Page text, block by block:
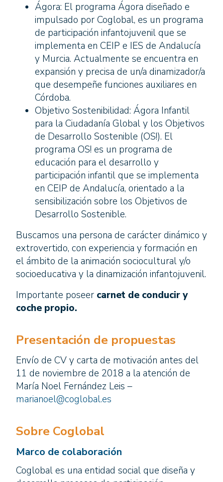
Ágora: El programa Ágora diseñado e
impulsado por Coglobal, es un programa
de participación infantojuvenil que se
implementa en CEIP e IES de Andalucía
y Murcia. Actualmente se encuentra en
expansión y precisa de un/a dinamizador/a
que desempeñe funciones auxiliares en
Córdoba.
Objetivo Sostenibilidad: Ágora Infantil
para la Ciudadanía Global y los Objetivos
de Desarrollo Sostenible (OS!). El
programa OS! es un programa de
educación para el desarrollo y
participación infantil que se implementa
en CEIP de Andalucía, orientado a la
sensibilización sobre los Objetivos de
Desarrollo Sostenible.
Buscamos una persona de carácter dinámico y
extrovertido, con experiencia y formación en
el ámbito de la animación sociocultural y/o
socioeducativa y la dinamización infantojuvenil.
Importante poseer carnet de conducir y
coche propio.
Presentación de propuestas
Envío de CV y carta de motivación antes del
11 de noviembre de 2018 a la atención de
María Noel Fernández Leis –
marianoel@coglobal.es
Sobre Coglobal
Marco de colaboración
Coglobal es una entidad social que diseña y